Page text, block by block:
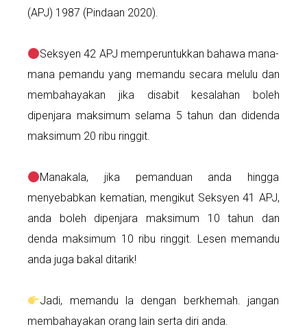
(APJ) 1987 (Pindaan 2020).
Seksyen 42 APJ memperuntukkan bahawa mana-
mana pemandu yang memandu secara melulu dan
membahayakan jika disabit kesalahan boleh
dipenjara maksimum selama 5 tahun dan didenda
maksimum 20 ribu ringgit.
Manakala, jika pemanduan anda hingga
menyebabkan kematian, mengikut Seksyen 41 APJ,
anda boleh dipenjara maksimum 10 tahun dan
denda maksimum 10 ribu ringgit. Lesen memandu
anda juga bakal ditarik!
Jadi, memandu la dengan berkhemah. jangan
membahayakan orang lain serta diri anda.